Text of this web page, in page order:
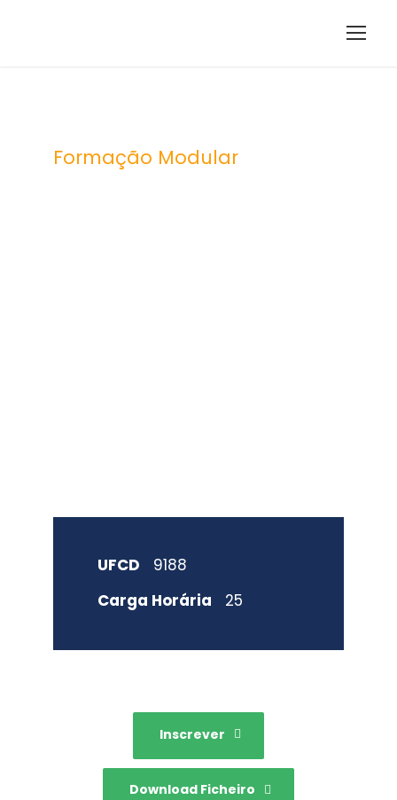
Formação Modular
UFCD
9188
Carga Horária
25
Inscrever
Download Ficheiro